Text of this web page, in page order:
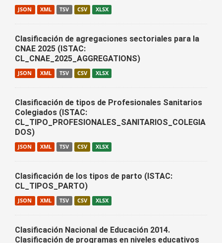
JSON XML TSV CSV XLSX
Clasificación de agregaciones sectoriales para la
CNAE 2025 (ISTAC:
CL_CNAE_2025_AGGREGATIONS)
JSON XML TSV CSV XLSX
Clasificación de tipos de Profesionales Sanitarios
Colegiados (ISTAC:
CL_TIPO_PROFESIONALES_SANITARIOS_COLEGIA
DOS)
JSON XML TSV CSV XLSX
Clasificación de los tipos de parto (ISTAC:
CL_TIPOS_PARTO)
JSON XML TSV CSV XLSX
Clasificación Nacional de Educación 2014.
Clasificación de programas en niveles educativos